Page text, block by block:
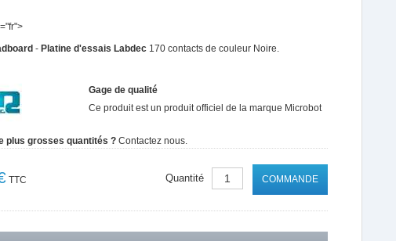
- Platine d'essais Labdec 170 contacts de couleur Noire.
Gage de qualité
Ce produit est un produit officiel de la marque Microbot
plus grosses quantités ? Contactez nous.
TTC COMMANDE
Quantité